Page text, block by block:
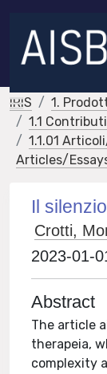
IRIS
1.
1.1
1.1.01
Articles/
Il
Crotti,
2023-01-
Abstract
The article
therapeia,
complexity